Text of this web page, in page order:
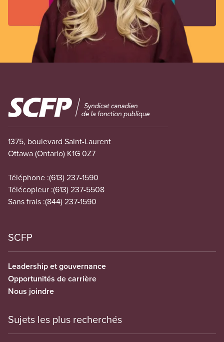
Image
1375, boulevard Saint-Laurent
Ottawa (Ontario) K1G 0Z7
Téléphone :(613) 237-1590
Télécopieur :(613) 237-5508
Sans frais :(844) 237-1590
SCFP
Leadership et gouvernance
Opportunités de carrière
Nous joindre
Sujets les plus recherchés